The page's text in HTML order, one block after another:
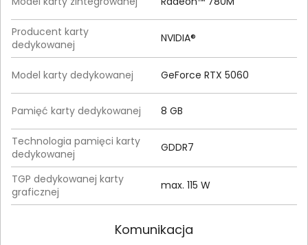
Producent karty
dedykowanej
NVIDIA®
Model karty dedykowanej GeForce RTX 5060
Pamięć karty dedykowanej 8 GB
Technologia pamięci karty
dedykowanej
GDDR7
TGP dedykowanej karty
graficznej
max. 115 W
Komunikacja